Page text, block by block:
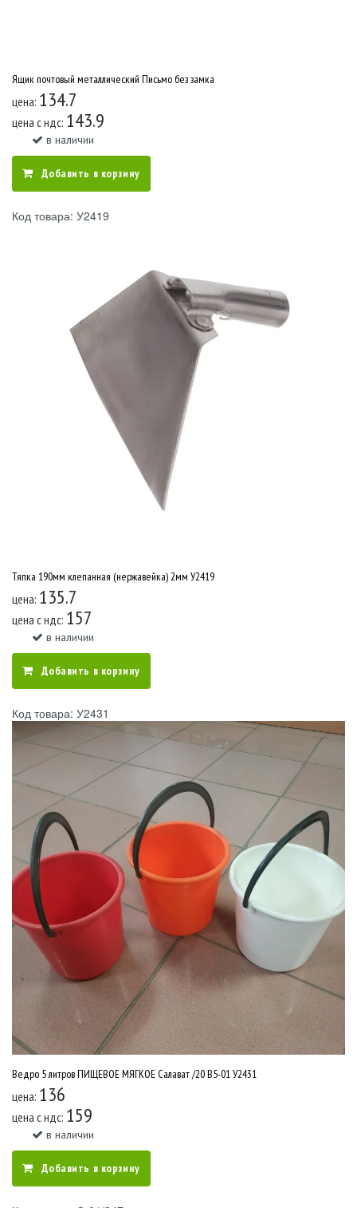
Ящик почтовый металлический Письмо без замка
цена: 134.7
цена c ндс: 143.9
в наличии
Добавить в корзину
Код товара: У2419
Тяпка 190мм клепанная (нержавейка) 2мм У2419
цена: 135.7
цена c ндс: 157
в наличии
Добавить в корзину
Код товара: У2431
Ведро 5 литров ПИЩЕВОЕ МЯГКОЕ Салават /20 В5-01 У2431
цена: 136
цена c ндс: 159
в наличии
Добавить в корзину